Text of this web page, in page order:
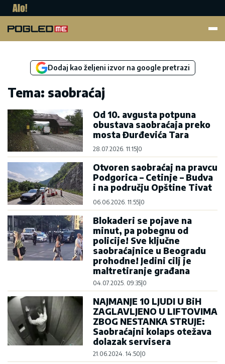
Dodaj kao željeni izvor na google pretrazi
Tema: saobraćaj
Od 10. avgusta potpuna
obustava saobraćaja preko
mosta Đurđevića Tara
28.07.2026. 11:15 0
Otvoren saobraćaj na pravcu
Podgorica – Cetinje – Budva
i na području Opštine Tivat
06.06.2026. 11:55|0
Blokaderi se pojave na
minut, pa pobegnu od
policije! Sve ključne
saobraćajnice u Beogradu
prohodne! Jedini cilj je
maltretiranje građana
04.07.2025. 09:35|0
NAJMANJE 10 LJUDI U BiH
ZAGLAVLJENO U LIFTOVIMA
ZBOG NESTANKA STRUJE:
Saobraćajni kolaps otežava
dolazak servisera
21.06.2024. 14:50|0